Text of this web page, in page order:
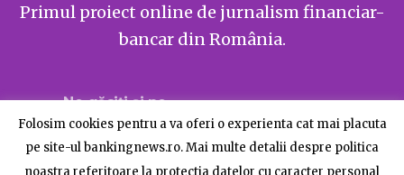
Primul proiect online de jurnalism financiar-
bancar din România.
Ne găsiți și pe
Folosim cookies pentru a va oferi o experienta cat mai placuta
pe site-ul bankingnews.ro. Mai multe detalii despre politica
noastra referitoare la protectia datelor cu caracter personal